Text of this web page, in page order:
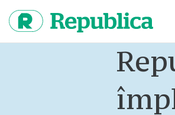
continut